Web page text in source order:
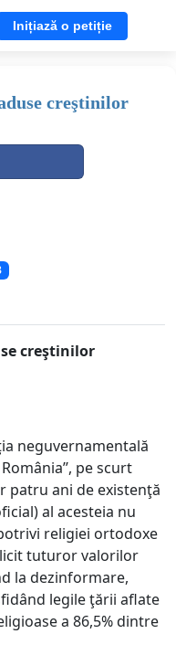
Inițiază o petiție
creştinilor
creştinilor
neguvernamentală
pe scurt
patru ani de existenţă
al acesteia nu
religiei ortodoxe
tuturor valorilor
la dezinformare,
legile ţării aflate
a 86,5% dintre